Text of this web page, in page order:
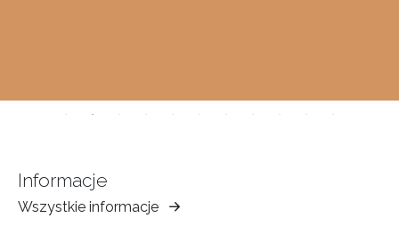
Informacje
Wszystkie informacje
Muzeum